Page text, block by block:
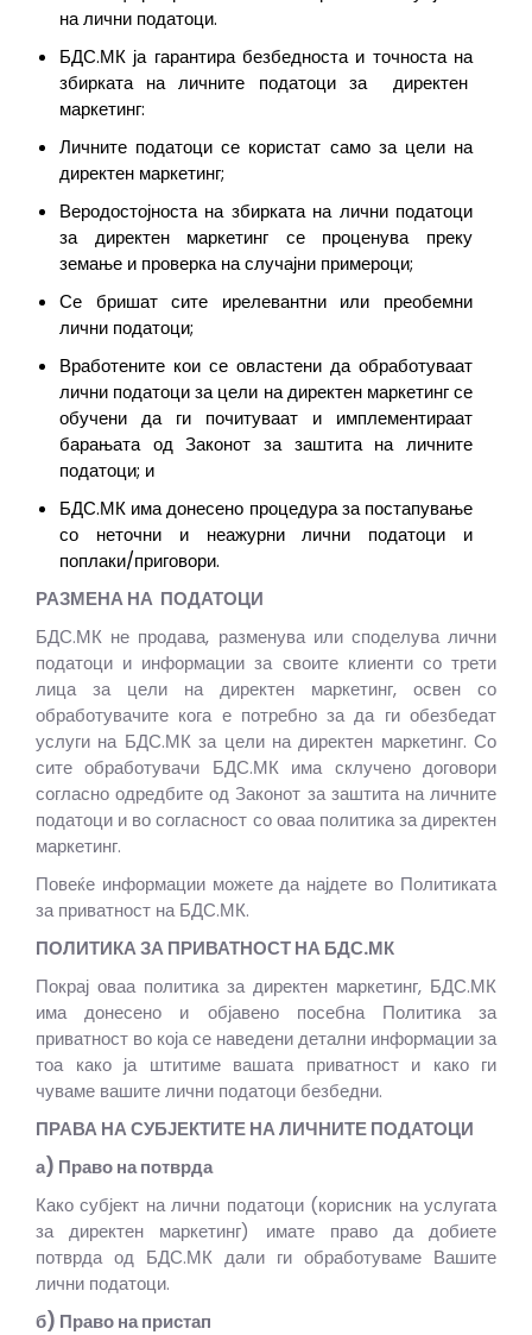
на лични податоци.
БДС.МК ја гарантира безбедноста и точноста на
збирката на личните податоци за директен
маркетинг:
Личните податоци се користат само за цели на
директен маркетинг;
Веродостојноста на збирката на лични податоци
за директен маркетинг се проценува преку
земање и проверка на случајни примероци;
Се бришат сите ирелевантни или преобемни
лични податоци;
Вработените кои се овластени да обработуваат
лични податоци за цели на директен маркетинг се
обучени да ги почитуваат и имплементираат
барањата од Законот за заштита на личните
податоци; и
БДС.МК има донесено процедура за постапување
со неточни и неажурни лични податоци и
поплаки/приговори.
РАЗМЕНА НА ПОДАТОЦИ
БДС.МК не продава, разменува или споделува лични
податоци и информации за своите клиенти со трети
лица за цели на директен маркетинг, освен со
обработувачите кога е потребно за да ги обезбедат
услуги на БДС.МК за цели на директен маркетинг. Со
сите обработувачи БДС.МК има склучено договори
согласно одредбите од Законот за заштита на личните
податоци и во согласност со оваа политика за директен
маркетинг.
Повеќе информации можете да најдете во Политиката
за приватност на БДС.МК.
ПОЛИТИКА ЗА ПРИВАТНОСТ НА БДС.МК
Покрај оваа политика за директен маркетинг, БДС.МК
има донесено и објавено посебна Политика за
приватност во која се наведени детални информации за
тоа како ја штитиме вашата приватност и како ги
чуваме вашите лични податоци безбедни.
ПРАВА НА СУБЈЕКТИТЕ НА ЛИЧНИТЕ ПОДАТОЦИ
а) Право на потврда
Како субјект на лични податоци (корисник на услугата
за директен маркетинг) имате право да добиете
потврда од БДС.МК дали ги обработуваме Вашите
лични податоци.
б) Право на пристап